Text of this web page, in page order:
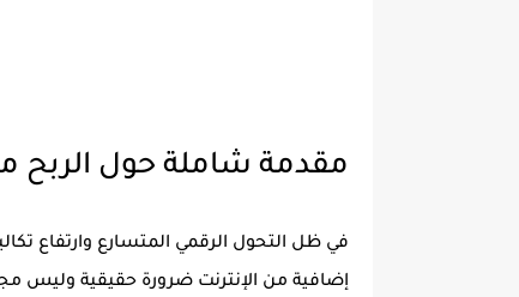
مقدمة شاملة حول الربح
في ظل التحول الرقمي المتسارع وارتفاع
إضافية من الإنترنت ضرورة حقيقية وليس